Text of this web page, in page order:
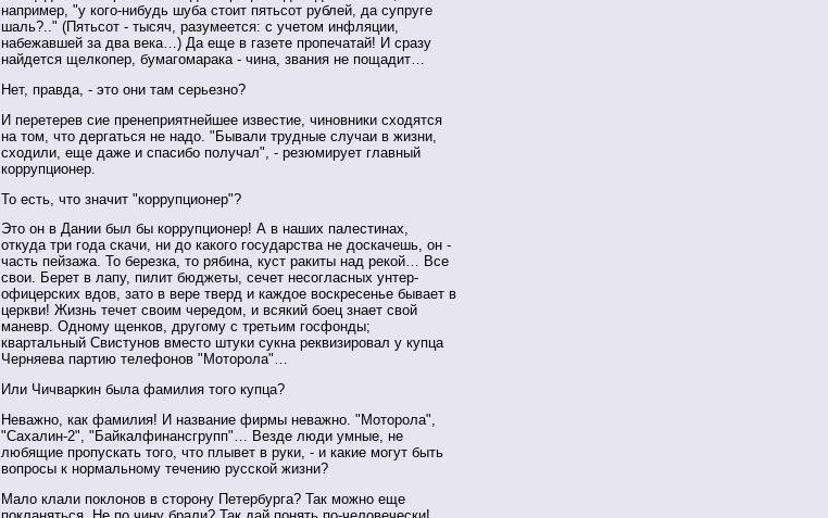
например, "у кого-нибудь шуба стоит пятьсот рублей, да супруге
шаль?.." (Пятьсот - тысяч, разумеется: с учетом инфляции,
набежавшей за два века…) Да еще в газете пропечатай! И сразу
найдется щелкопер, бумагомарака - чина, звания не пощадит…
Нет, правда, - это они там серьезно?
И перетерев сие пренеприятнейшее известие, чиновники сходятся
на том, что дергаться не надо. "Бывали трудные случаи в жизни,
сходили, еще даже и спасибо получал", - резюмирует главный
коррупционер.
То есть, что значит "коррупционер"?
Это он в Дании был бы коррупционер! А в наших палестинах,
откуда три года скачи, ни до какого государства не доскачешь, он -
часть пейзажа. То березка, то рябина, куст ракиты над рекой… Все
свои. Берет в лапу, пилит бюджеты, сечет несогласных унтер-
офицерских вдов, зато в вере тверд и каждое воскресенье бывает в
церкви! Жизнь течет своим чередом, и всякий боец знает свой
маневр. Одному щенков, другому с третьим госфонды;
квартальный Свистунов вместо штуки сукна реквизировал у купца
Черняева партию телефонов "Моторола"…
Или Чичваркин была фамилия того купца?
Неважно, как фамилия! И название фирмы неважно. "Моторола",
"Сахалин-2", "Байкалфинансгрупп"… Везде люди умные, не
любящие пропускать того, что плывет в руки, - и какие могут быть
вопросы к нормальному течению русской жизни?
Мало клали поклонов в сторону Петербурга? Так можно еще